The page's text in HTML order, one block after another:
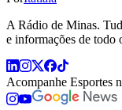
A Rádio de Minas.
e informações de todo
Acompanhe Esportes